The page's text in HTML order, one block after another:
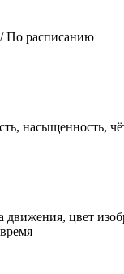
По расписанию
насыщенность,
движения, цвет